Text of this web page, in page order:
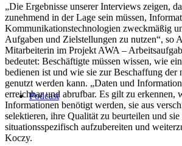
Podcast
„Die Ergebnisse unserer Interviews zeigen,
zunehmend in der Lage sein müssen,
Kommunikationstechnologien zweckmäßig
Aufgaben und Zielstellungen zu nutzen“, so
Mitarbeiterin im Projekt AWA –
bedeutet: Beschäftigte müssen wissen, wie
bedienen ist und wie sie zur Beschaffung der
genutzt werden kann. „Daten und
erreichbar und abrufbar. Es gilt zu erkennen,
Informationen benötigt werden, sie aus
selektieren, ihre Qualität zu beurteilen und sie
situationsspezifisch aufzubereiten und
Koczy.